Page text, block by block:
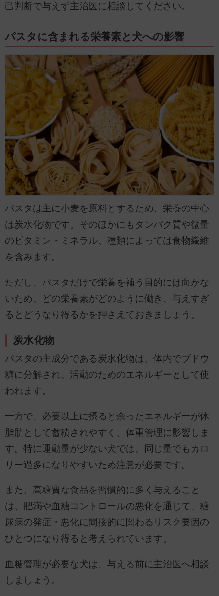
己判断で与えず主治医に相談してください。
パスタに含まれる栄養素と犬への影響
パスタは主に小麦を原料とするため、栄養の中心
は炭水化物です。そのほかにもタンパク質や微量
のビタミン・ミネラル、種類によっては食物繊維
を含みます。
ただし、パスタだけで栄養を補う目的には向かな
いため、どの栄養素がどのように働き、与えすぎ
るとどうなり得るかを押さえておきましょう。
炭水化物
パスタの主成分である炭水化物は、体内でブドウ
糖に分解され、活動のためのエネルギーとして使
われます。
一方で、必要以上に摂ると余ったエネルギーが体
脂肪として蓄積されやすく、体重管理に影響しま
す。特に運動量が少ない犬では、同じ量でもカロ
リー過多になりやすいため注意が必要です。
また、高糖質な食品を習慣的に多く与えること
は、肥満や血糖コントロールの悪化を通じて、糖
尿病の発症・悪化に間接的に関わるリスク要因の
ひとつになり得ると考えられています。
血糖管理が必要な犬は、与える前に主治医へ相談
しましょう。